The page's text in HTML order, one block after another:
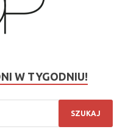
W TYGODNIU!